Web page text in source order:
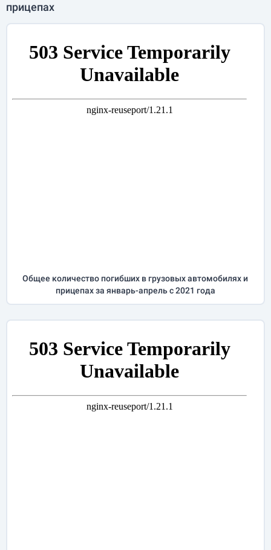
прицепах
Общее количество погибших в грузовых автомобилях и
прицепах за январь-апрельс 2021 года